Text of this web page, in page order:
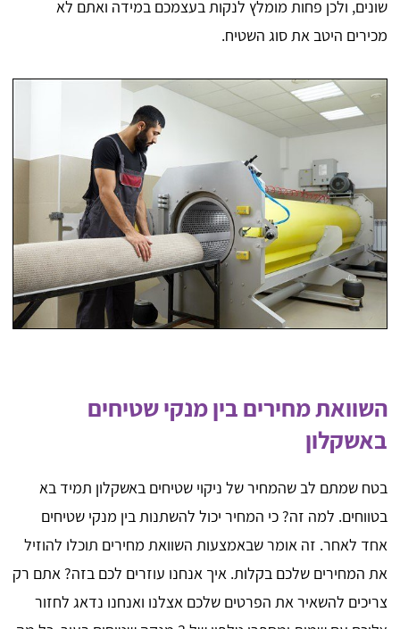
שונים, ולכן פחות מומלץ לנקות בעצמכם במידה ואתם לא
מכירים היטב את סוג השטיח.
השוואת מחירים בין מנקי שטיחים
באשקלון
בטח שמתם לב שהמחיר של ניקוי שטיחים באשקלון תמיד בא
בטווחים. למה זה? כי המחיר יכול להשתנות בין מנקי שטיחים
אחד לאחר. זה אומר שבאמצעות השוואת מחירים תוכלו להוזיל
את המחירים שלכם בקלות. איך אנחנו עוזרים לכם בזה? אתם רק
צריכים להשאיר את הפרטים שלכם אצלנו ואנחנו נדאג לחזור